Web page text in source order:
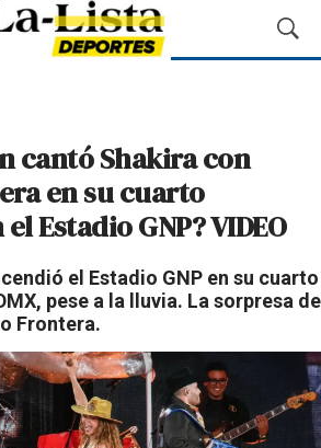
M
o
ú
q
u
e
cantó Shakira con
en su cuarto
Estadio GNP? VIDEO
el Estadio GNP en su cuarto
pese a la lluvia. La sorpresa de
Frontera.